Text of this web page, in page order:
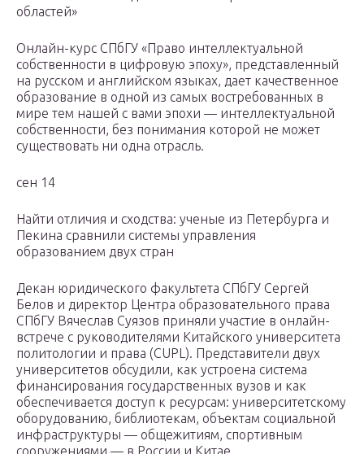
областей»
Онлайн-курс СПбГУ «Право интеллектуальной
собственности в цифровую эпоху», представленный
на русском и английском языках, дает качественное
образование в одной из самых востребованных в
мире тем нашей с вами эпохи — интеллектуальной
собственности, без понимания которой не может
существовать ни одна отрасль.
сен 14
Найти отличия и сходства: ученые из Петербурга и
Пекина сравнили системы управления
образованием двух стран
Декан юридического факультета СПбГУ Сергей
Белов и директор Центра образовательного права
СПбГУ Вячеслав Суязов приняли участие в онлайн-
встрече с руководителями Китайского университета
политологии и права (CUPL). Представители двух
университетов обсудили, как устроена система
финансирования государственных вузов и как
обеспечивается доступ к ресурсам: университетскому
оборудованию, библиотекам, объектам социальной
инфраструктуры — общежитиям, спортивным
сооружениями — в России и Китае.